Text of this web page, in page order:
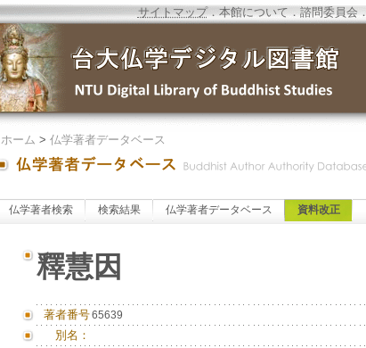
サイトマップ．本館について．諮問委員会．
ホーム > 仏学著者データベース
仏学著者検索 検索結果 仏学著者データベース 資料改正
釋慧因
著者番号65639
別名：